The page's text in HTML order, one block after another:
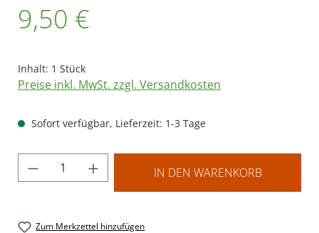
9,50 €
Inhalt: 1 Stück
Preise inkl. MwSt. zzgl. Versandkosten
Sofort verfügbar, Lieferzeit: 1-3 Tage
Produkt Anzahl: Gib den gewünschten
IN DEN WARENKORB
Zum Merkzettel hinzufügen